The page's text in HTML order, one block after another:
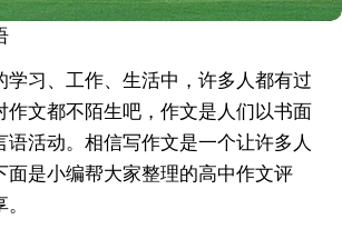
学习、工作、生活中，许多人都有过
作文都不陌生吧，作文是人们以书面
语活动。相信写作文是一个让许多人
面是小编帮大家整理的高中作文评